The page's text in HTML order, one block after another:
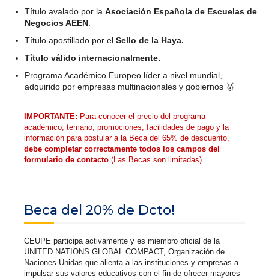
Título avalado por la Asociación Española de Escuelas de
Negocios AEEN
Título apostillado por el Sello de la Haya.
Título válido internacionalmente.
Programa Académico Europeo líder a nivel mundial,
adquirido por empresas multinacionales y gobiernos 🥇
IMPORTANTE: Para conocer el precio del programa
académico, temario, promociones, facilidades de pago y la
información para postular a la Beca del 65% de descuento,
debe completar correctamente todos los campos del
formulario de contacto (Las Becas son limitadas).
Beca del 20% de Dcto!
CEUPE participa activamente y es miembro oficial de la
UNITED NATIONS GLOBAL COMPACT, Organización de
Naciones Unidas que alienta a las instituciones y empresas a
impulsar sus valores educativos con el fin de ofrecer mayores